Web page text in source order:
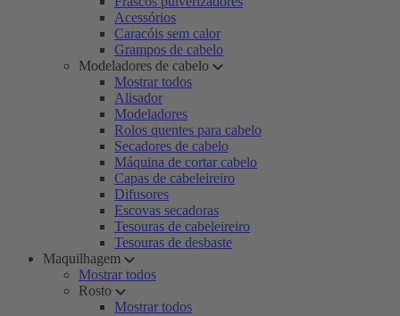
Acessórios
Caracóis sem calor
Grampos de cabelo
Modeladores de cabelo
Mostrar todos
Alisador
Modeladores
Rolos quentes para cabelo
Secadores de cabelo
Máquina de cortar cabelo
Capas de cabeleireiro
Difusores
Escovas secadoras
Tesouras de cabeleireiro
Tesouras de desbaste
Maquilhagem
Mostrar todos
Rosto
Mostrar todos